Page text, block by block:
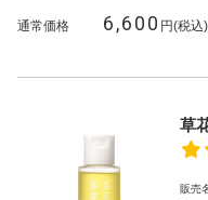
通常価格 6,600 円(税込)
草
販売